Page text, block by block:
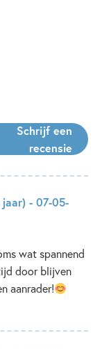
Schrijf een
recensie
jaar) - 07-05-
wat spannend
door blijven
aanrader!